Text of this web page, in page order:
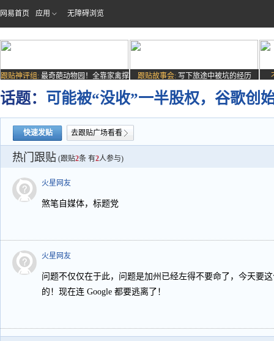
网易首页 应用 无障碍浏览
跟贴神评组: 最奇葩动物园！全靠家禽撑
场子
跟贴故事会: 写下旅途中被坑的经历
话题： 可能被“没收”一半股权，谷歌创
快速发贴 去跟贴广场看看
热门跟贴 (跟贴2条 有2人参与)
火星网友
煞笔自媒体，标题党
火星网友
问题不仅仅在于此，问题是加州已经左得不要命了，今天要
的！现在连 Google 都要逃离了！